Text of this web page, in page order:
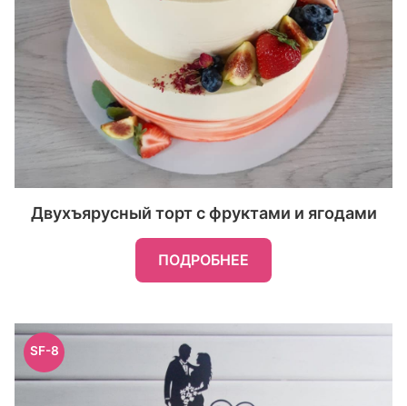
Двухъярусный торт с фруктами и ягодами
ПОДРОБНЕЕ
SF-8